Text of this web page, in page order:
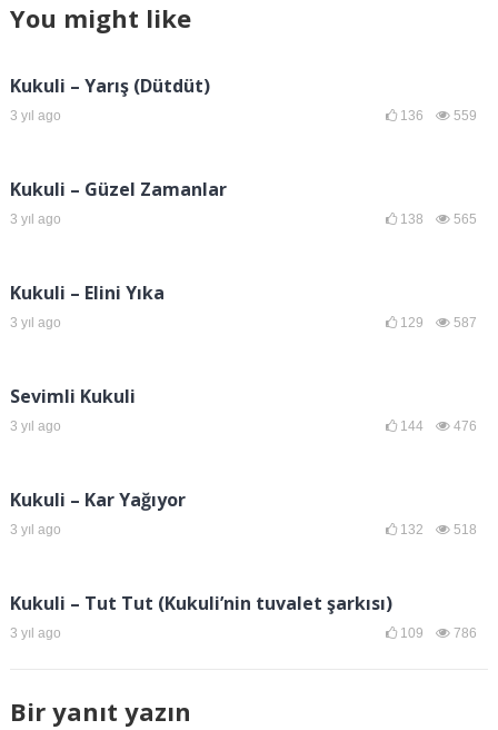
You might like
Kukuli – Yarış (Dütdüt)
3 yıl ago 136 559
Kukuli – Güzel Zamanlar
3 yıl ago 138 565
Kukuli – Elini Yıka
3 yıl ago 129 587
Sevimli Kukuli
3 yıl ago 144 476
Kukuli – Kar Yağıyor
3 yıl ago 132 518
Kukuli – Tut Tut (Kukuli’nin tuvalet şarkısı)
3 yıl ago 109 786
Bir yanıt yazın